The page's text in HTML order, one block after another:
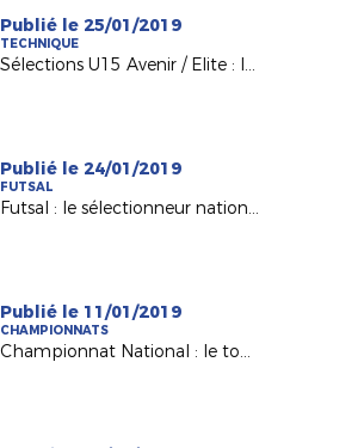
Publié le 25/01/2019
TECHNIQUE
Sélections U15 Avenir / Elite : les explications de F. BODINEAU
Publié le 24/01/2019
FUTSAL
Futsal : le sélectionneur national Pierre Jacky était à Nantes !
Publié le 11/01/2019
CHAMPIONNATS
Championnat National : le top buts mi-saison